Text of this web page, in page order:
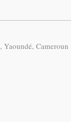
Yaoundé, Cameroun